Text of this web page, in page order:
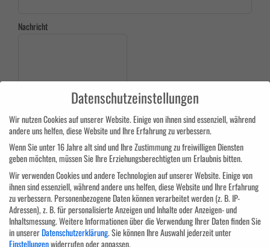
Nachricht
Datenschutzeinstellungen
Wir nutzen Cookies auf unserer Website. Einige von ihnen sind essenziell, während
andere uns helfen, diese Website und Ihre Erfahrung zu verbessern.
Wenn Sie unter 16 Jahre alt sind und Ihre Zustimmung zu freiwilligen Diensten
geben möchten, müssen Sie Ihre Erziehungsberechtigten um Erlaubnis bitten.
Wir verwenden Cookies und andere Technologien auf unserer Website. Einige von
ihnen sind essenziell, während andere uns helfen, diese Website und Ihre Erfahrung
zu verbessern. Personenbezogene Daten können verarbeitet werden (z. B. IP-
Adressen), z. B. für personalisierte Anzeigen und Inhalte oder Anzeigen- und
Inhaltsmessung.Weitere Informationen über die Verwendung Ihrer Daten finden Sie
in unsererDatenschutzerklärung.Sie können Ihre Auswahl jederzeit unter
Einstellungenwiderrufen oder anpassen.